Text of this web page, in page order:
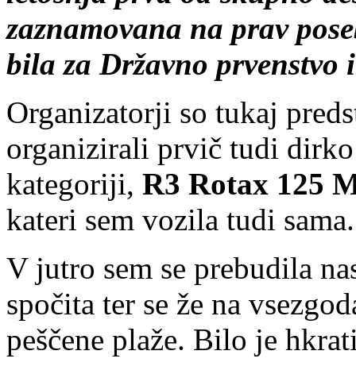
zaznamovana na prav
bila za Državno
Organizatorji so tukaj
organizirali prvič tudi
kategoriji, R3 Rotax 125
kateri sem vozila tudi sama.
V jutro sem se prebudila
spočita ter se že na
peščene plaže. Bilo je